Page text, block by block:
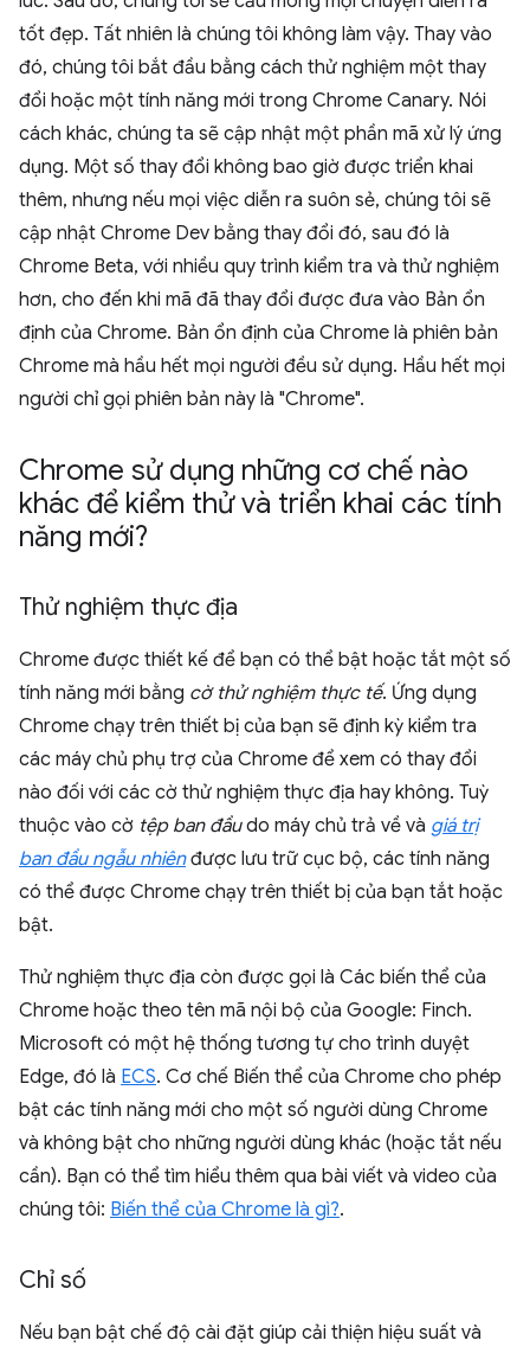
tốt đẹp. Tất nhiên là chúng tôi không làm vậy. Thay vào
đó, chúng tôi bắt đầu bằng cách thử nghiệm một thay
đổi hoặc một tính năng mới trong Chrome Canary. Nói
cách khác, chúng ta sẽ cập nhật một phần mã xử lý ứng
dụng. Một số thay đổi không bao giờ được triển khai
thêm, nhưng nếu mọi việc diễn ra suôn sẻ, chúng tôi sẽ
cập nhật Chrome Dev bằng thay đổi đó, sau đó là
Chrome Beta, với nhiều quy trình kiểm tra và thử nghiệm
hơn, cho đến khi mã đã thay đổi được đưa vào Bản ổn
định của Chrome. Bản ổn định của Chrome là phiên bản
Chrome mà hầu hết mọi người đều sử dụng. Hầu hết mọi
người chỉ gọi phiên bản này là "Chrome".
Chrome sử dụng những cơ chế nào
khác để kiểm thử và triển khai các tính
năng mới?
Thử nghiệm thực địa
Chrome được thiết kế để bạn có thể bật hoặc tắt một số
tính năng mới bằng cờ thử nghiệm thực tế. Ứng dụng
Chrome chạy trên thiết bị của bạn sẽ định kỳ kiểm tra
các máy chủ phụ trợ của Chrome để xem có thay đổi
nào đối với các cờ thử nghiệm thực địa hay không. Tuỳ
thuộc vào cờ tệp ban đầudo máy chủ trả về và giá trị
ban đầu ngẫu nhiênđược lưu trữ cục bộ, các tính năng
có thể được Chrome chạy trên thiết bị của bạn tắt hoặc
bật.
Thử nghiệm thực địa còn được gọi là Các biến thể của
Chrome hoặc theo tên mã nội bộ của Google: Finch.
Microsoft có một hệ thống tương tự cho trình duyệt
Edge, đó là ECS. Cơ chế Biến thể của Chrome cho phép
bật các tính năng mới cho một số người dùng Chrome
và không bật cho những người dùng khác (hoặc tắt nếu
cần). Bạn có thể tìm hiểu thêm qua bài viết và video của
chúng tôi: Biến thể của Chrome là gì?.
Chỉ số
Nếu bạn bật chế độ cài đặt giúp cải thiện hiệu suất và